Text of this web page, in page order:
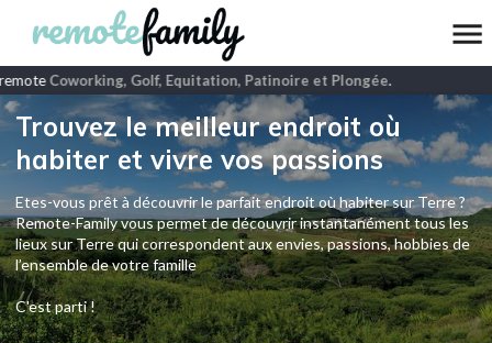
Coworking, Golf, Equitation, Patinoire et Plongée.
Trouvez le meilleur endroit où
habiter et vivre vos passions
Etes-vous prêt à découvrir le parfait endroit où habiter sur Terre ?
Remote-Family vous permet de découvrir instantanément tous les
lieux sur Terre qui correspondent aux envies, passions, hobbies de
l’ensemble de votre famille
C'est parti !